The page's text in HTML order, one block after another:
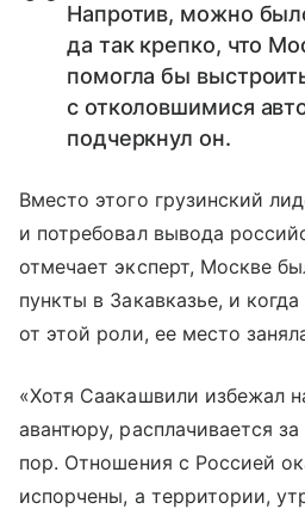
Напротив, можно
да так крепко, что
помогла бы
с отколовшимися
подчеркнул он.
Вместо этого грузинский
и потребовал вывода
отмечает эксперт, Москве
пункты в Закавказье, и
от этой роли, ее место
«Хотя Саакашвили избежал
авантюру, расплачивается
пор. Отношения с Россией
испорчены, а территории,